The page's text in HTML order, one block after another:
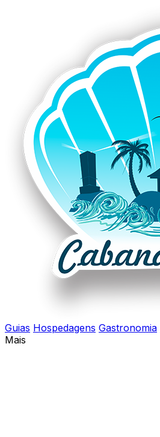
Guias Hospedagens Gastronomia
Mais